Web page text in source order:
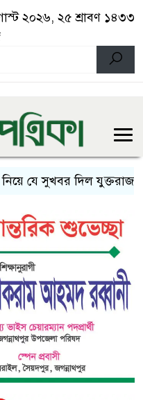
২০২৬, ২৫ শ্রাবণ ১৪৩৩
যে সুখবর দিল যুক্তরাজ্য